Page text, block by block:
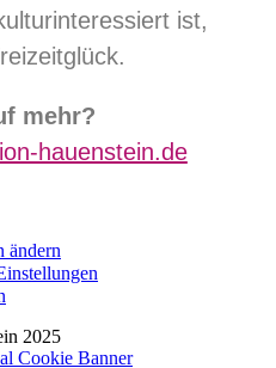
ist,
mehr?
hauenstein.de
ändern
2025
Cookie Banner